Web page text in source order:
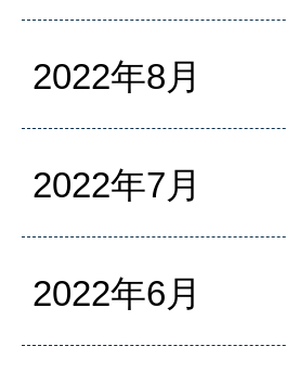
2022年8月
2022年7月
2022年6月